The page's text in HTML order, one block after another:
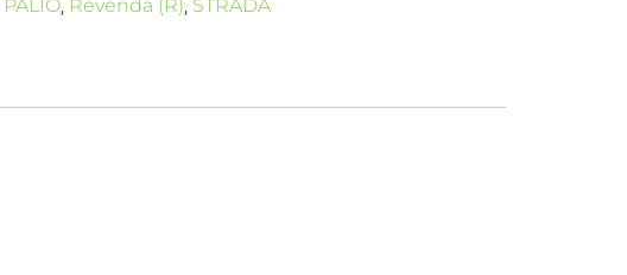
PALIO, Revenda (R), STRADA